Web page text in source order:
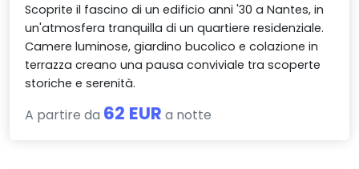
Scoprite il fascino di un edificio anni '30 a Nantes, in
un'atmosfera tranquilla di un quartiere residenziale.
Camere luminose, giardino bucolico e colazione in
terrazza creano una pausa conviviale tra scoperte
storiche e serenità.
A partire da 62 EUR a notte